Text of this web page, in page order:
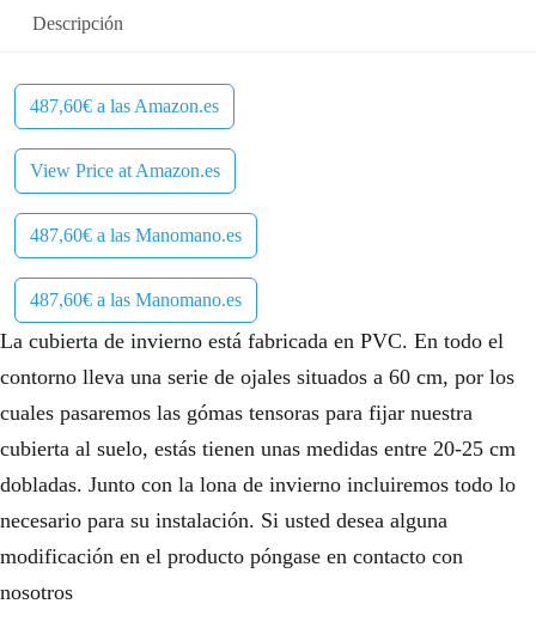
Descripción
487,60€ a las Amazon.es
View Price at Amazon.es
487,60€ a las Manomano.es
487,60€ a las Manomano.es
La cubierta de invierno está fabricada en PVC. En todo el
contorno lleva una serie de ojales situados a 60 cm, por los
cuales pasaremos las gómas tensoras para fijar nuestra
cubierta al suelo, estás tienen unas medidas entre 20-25 cm
dobladas. Junto con la lona de invierno incluiremos todo lo
necesario para su instalación. Si usted desea alguna
modificación en el producto póngase en contacto con
nosotros